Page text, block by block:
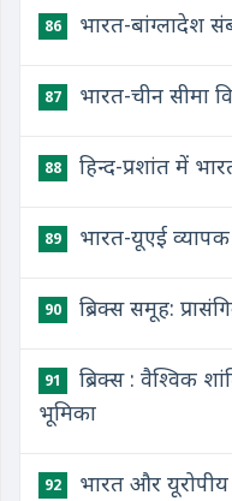
86 भारत-बांग्लादेश
87 भारत-चीन सीमा
88 हिन्द-प्रशांत में
89 भारत-यूएई
90 ब्रिक्स समूह:
91
ब्रिक्स : वैश्विक
भूमिका
92
भारत और